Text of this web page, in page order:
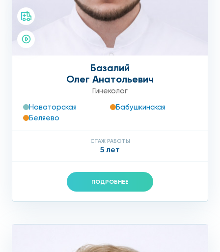
Базалий
Олег Анатольевич
Гинеколог
Новаторская
Бабушкинская
Беляево
СТАЖ РАБОТЫ
5 лет
ПОДРОБНЕЕ